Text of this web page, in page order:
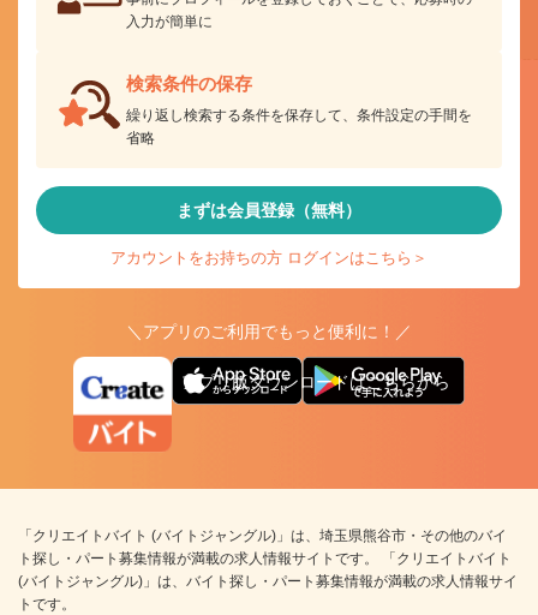
入力が簡単に
検索条件の保存
繰り返し検索する条件を保存して、条件設定の手間を
省略
まずは会員登録（無料）
アカウントをお持ちの方 ログインはこちら＞
＼アプリのご利用でもっと便利に！／
アプリ版ダウンロードはこちらから
「クリエイトバイト (バイトジャングル)」は、埼玉県熊谷市・その他のバイ
ト探し・パート募集情報が満載の求人情報サイトです。 「クリエイトバイト
(バイトジャングル)」は、バイト探し・パート募集情報が満載の求人情報サイ
トです。